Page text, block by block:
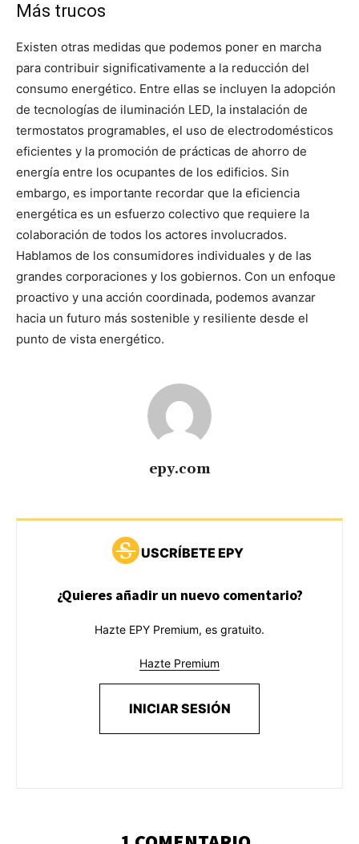
Más trucos
Existen otras medidas que podemos poner en marcha
para contribuir significativamente a la reducción del
consumo energético. Entre ellas se incluyen la adopción
de tecnologías de iluminación LED, la instalación de
termostatos programables, el uso de electrodomésticos
eficientes y la promoción de prácticas de ahorro de
energía entre los ocupantes de los edificios. Sin
embargo, es importante recordar que la eficiencia
energética es un esfuerzo colectivo que requiere la
colaboración de todos los actores involucrados.
Hablamos de los consumidores individuales y de las
grandes corporaciones y los gobiernos. Con un enfoque
proactivo y una acción coordinada, podemos avanzar
hacia un futuro más sostenible y resiliente desde el
punto de vista energético.
epy.com
USCRÍBETE EPY
¿Quieres añadir un nuevo comentario?
Hazte EPY Premium, es gratuito.
Hazte Premium
INICIAR SESIÓN